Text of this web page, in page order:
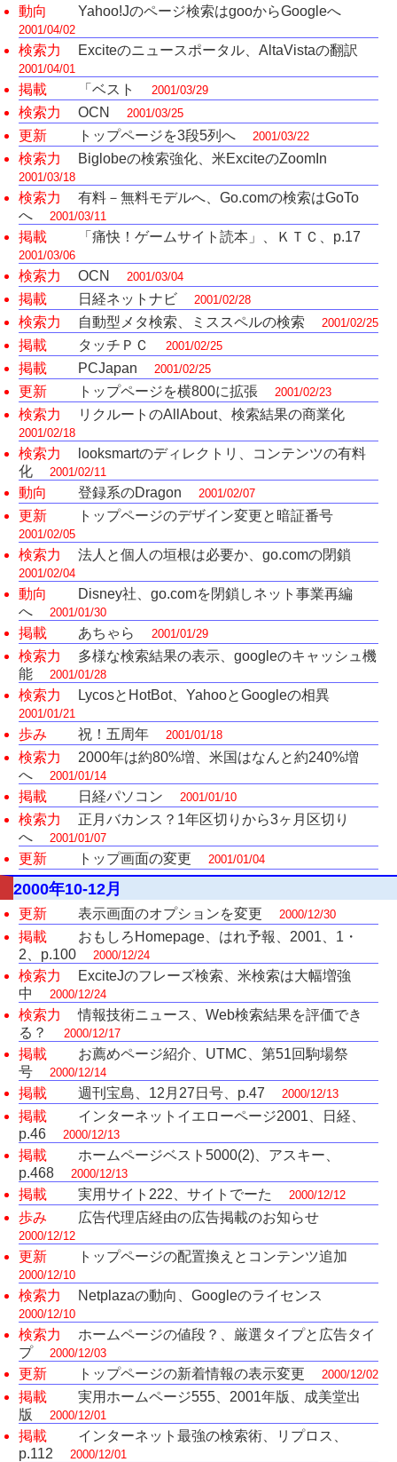
動向 Yahoo!Jのページ検索はgooからGoogleへ
2001/04/02
検索力 Exciteのニュースポータル、AltaVistaの翻訳
2001/04/01
掲載 「ベスト 2001/03/29
検索力 OCN 2001/03/25
更新 トップページを3段5列へ 2001/03/22
検索力 Biglobeの検索強化、米ExciteのZoomIn
2001/03/18
検索力
有料－無料モデルへ、Go.comの検索はGoTo
へ
2001/03/11
掲載 「痛快！ゲームサイト読本」、ＫＴＣ、p.17
2001/03/06
検索力 OCN 2001/03/04
掲載 日経ネットナビ 2001/02/28
検索力 自動型メタ検索、ミススペルの検索 2001/02/25
掲載 タッチＰＣ 2001/02/25
掲載 PCJapan 2001/02/25
更新 トップページを横800に拡張 2001/02/23
検索力 リクルートのAllAbout、検索結果の商業化
2001/02/18
検索力
looksmartのディレクトリ、コンテンツの有料
化
2001/02/11
動向 登録系のDragon 2001/02/07
更新 トップページのデザイン変更と暗証番号
2001/02/05
検索力 法人と個人の垣根は必要か、go.comの閉鎖
2001/02/04
動向
Disney社、go.comを閉鎖しネット事業再編
へ
2001/01/30
掲載 あちゃら 2001/01/29
検索力
多様な検索結果の表示、googleのキャッシュ機
能
2001/01/28
検索力 LycosとHotBot、YahooとGoogleの相異
2001/01/21
歩み 祝！五周年 2001/01/18
検索力
2000年は約80%増、米国はなんと約240%増
へ
2001/01/14
掲載 日経パソコン 2001/01/10
検索力
正月バカンス？1年区切りから3ヶ月区切り
へ
2001/01/07
更新 トップ画面の変更 2001/01/04
2000年10-12月
更新 表示画面のオプションを変更 2000/12/30
掲載
おもしろHomepage、はれ予報、2001、1・
2、p.100
2000/12/24
検索力
ExciteJのフレーズ検索、米検索は大幅増強
中
2000/12/24
検索力
情報技術ニュース、Web検索結果を評価でき
る？
2000/12/17
掲載
お薦めページ紹介、UTMC、第51回駒場祭
号
2000/12/14
掲載 週刊宝島、12月27日号、p.47 2000/12/13
掲載
インターネットイエローページ2001、日経、
p.46
2000/12/13
掲載
ホームページベスト5000(2)、アスキー、
p.468
2000/12/13
掲載 実用サイト222、サイトでーた 2000/12/12
歩み 広告代理店経由の広告掲載のお知らせ
2000/12/12
更新 トップページの配置換えとコンテンツ追加
2000/12/10
検索力 Netplazaの動向、Googleのライセンス
2000/12/10
検索力
ホームページの値段？、厳選タイプと広告タイ
プ
2000/12/03
更新 トップページの新着情報の表示変更 2000/12/02
掲載
実用ホームページ555、2001年版、成美堂出
版
2000/12/01
掲載
インターネット最強の検索術、リプロス、
p.112
2000/12/01